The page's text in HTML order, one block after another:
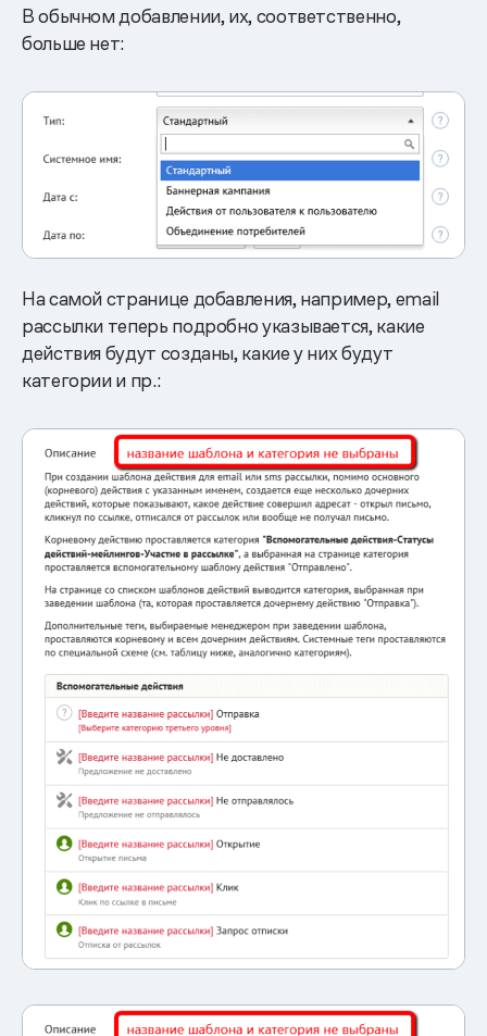
В обычном добавлении, их, соответственно,
больше нет:
На самой странице добавления, например, email
рассылки теперь подробно указывается, какие
действия будут созданы, какие у них будут
категории и пр.: